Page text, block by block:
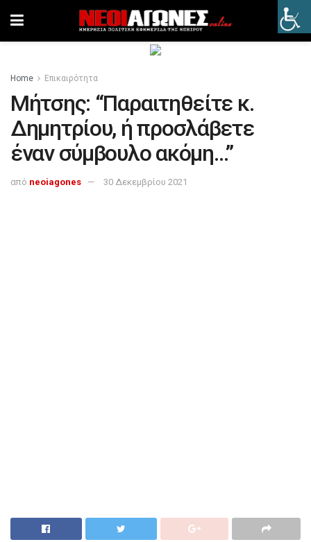
Home Επικαιρότητα
Μήτσης: “Παραιτηθείτε κ.
Δημητρίου, ή προσλάβετε
έναν σύμβουλο ακόμη…”
από neoiagones 30 Δεκεμβρίου 2021